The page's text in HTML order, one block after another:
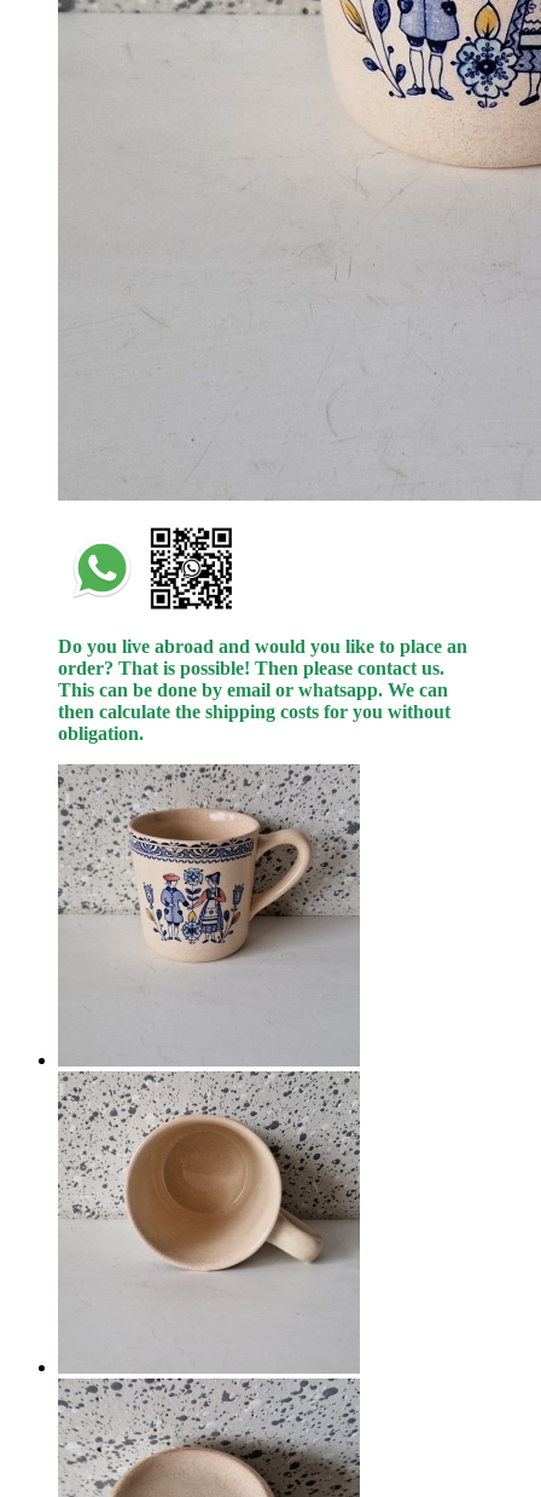
Do you live abroad and would you like to place an
order? That is possible! Then please contact us.
This can be done by email or whatsapp. We can
then calculate the shipping costs for you without
obligation.